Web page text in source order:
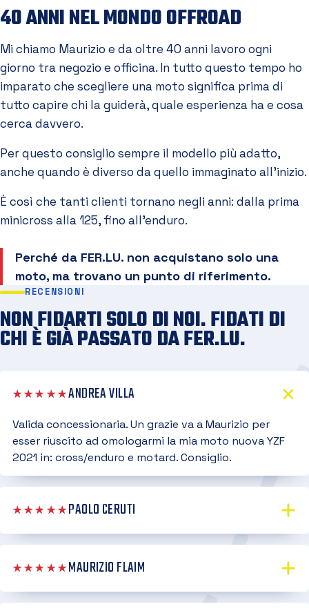
40 ANNI NEL MONDO OFFROAD
Mi chiamo Maurizio e da oltre 40 anni lavoro ogni
giorno tra negozio e officina. In tutto questo tempo ho
imparato che scegliere una moto significa prima di
tutto capire chi la guiderà, quale esperienza ha e cosa
cerca davvero.
Per questo consiglio sempre il modello più adatto,
anche quando è diverso da quello immaginato all'inizio.
È così che tanti clienti tornano negli anni: dalla prima
minicross alla 125, fino all'enduro.
Perché da FER.LU. non acquistano solo una
moto, ma trovano un punto di riferimento.
RECENSIONI
NON FIDARTI SOLO DI NOI. FIDATI DI
CHI È GIÀ PASSATO DA FER.LU.
★★★★★ANDREA VILLA
Valida concessionaria. Un grazie va a Maurizio per
esser riuscito ad omologarmi la mia moto nuova YZF
2021 in: cross/enduro e motard. Consiglio.
★★★★★PAOLO CERUTI
★★★★★MAURIZIO FLAIM